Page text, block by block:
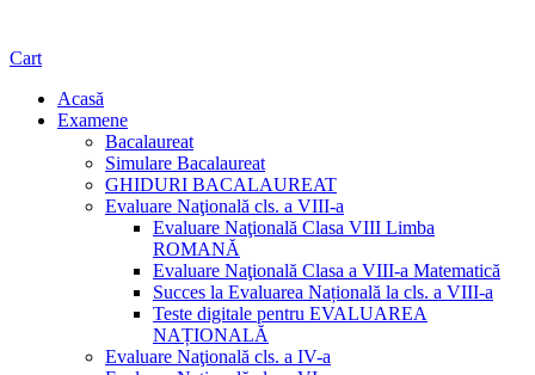
Cart
Acasă
Examene
Bacalaureat
Simulare Bacalaureat
GHIDURI BACALAUREAT
Evaluare Naţională cls. a VIII-a
Evaluare Naţională Clasa VIII Limba
ROMANĂ
Evaluare Naţională Clasa a VIII-a Matematică
Succes la Evaluarea Națională la cls. a VIII-a
Teste digitale pentru EVALUAREA
NAȚIONALĂ
Evaluare Naţională cls. a IV-a